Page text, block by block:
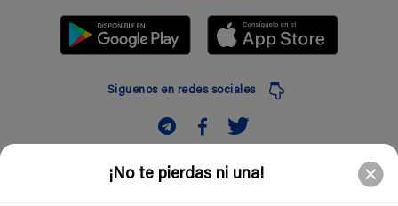
¡No te pierdas ni una!
Siguenos en redes sociales
Suscribir